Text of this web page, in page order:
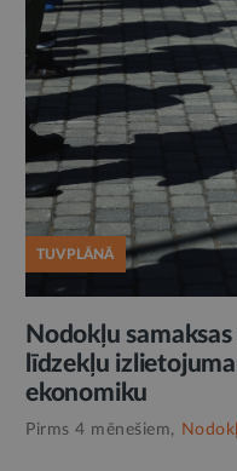
TUVPLĀNĀ
Nodokļu
līdzekļu
ekonomiku
Pirms 4 mēnešiem,